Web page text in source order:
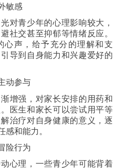
敏感
青少年的心理影响较大，
社交甚至抑郁等情绪反应。
心声，给予充分的理解和支
导到自身能力和兴趣爱好的
动参与
强，对家长安排的用药和
医生和家长可以尝试用平等
治疗对自身健康的意义，逐
感和能力。
险行为
理，一些青少年可能背着